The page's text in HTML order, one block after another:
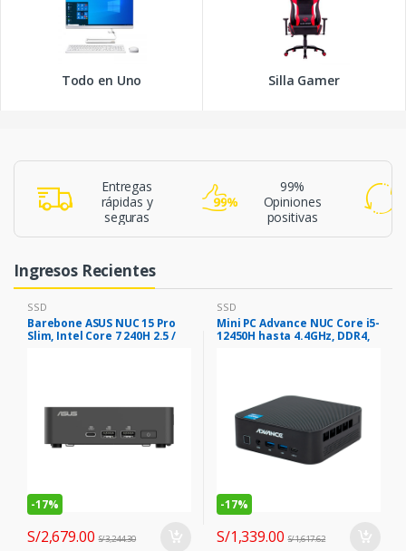
Todo en Uno Silla Gamer
Entregas
rápidas y
seguras
99%
Opiniones
positivas
Ingresos Recientes
SSD
Barebone ASUS NUC 15 Pro
Slim, Intel Core 7 240H 2.5 /
-17%
S/2,679.00 S/3,244.30
SSD
Mini PC Advance NUC Core i5-
12450H hasta 4.4GHz, DDR4,
-17%
S/1,339.00 S/1,617.62